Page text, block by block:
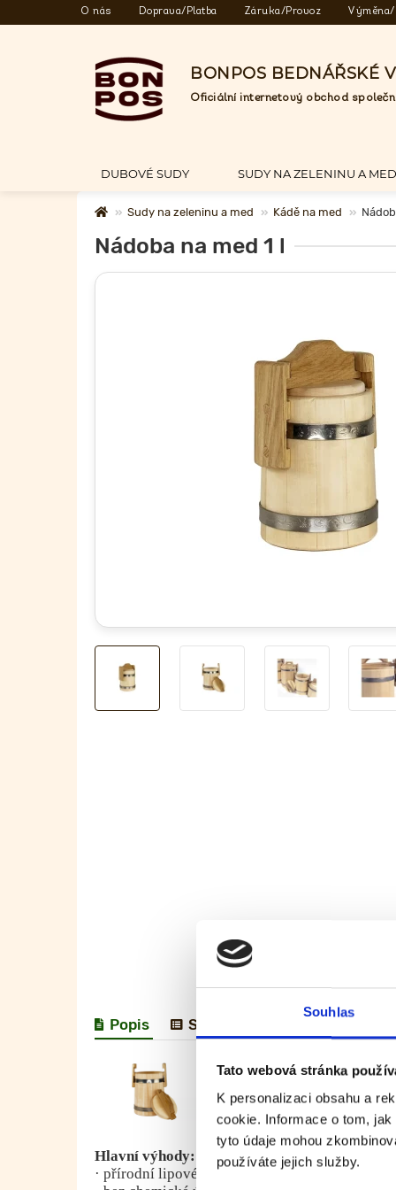
Souhlas
Tato webová stránka
K personalizaci obsahu a
cookie. Informace o tom,
tyto údaje mohou
používáte jejich služby.
O nás Doprava/Platba Záruka/Provoz
BONPOS BEDNÁŘSKÉ
Oficiální internetový obchod
DUBOVÉ SUDY SUDY NA ZELENINU A MED
Sudy na zeleninu a med Kádě na med
Nádoba na med 1 l
Popis Specifikace
Lipová nádoba na med 1 l
pomáhá zachovat
Díky svým vlastnostem je
Nádoba je vhodná pro
Hlavní výhody:
· přírodní lipové dřevo